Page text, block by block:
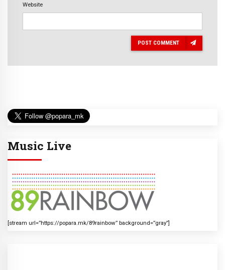
Website
POST COMMENT
Music Live
[stream url=”https://popara.mk/89rainbow” background=”gray”]